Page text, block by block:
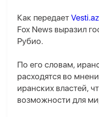
Как передает Vesti.az
Fox News выразил
Рубио.
По его словам,
расходятся во
иранских властей,
возможности для